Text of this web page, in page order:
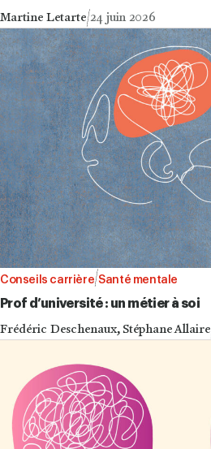
Martine Letarte 24 juin 2026
Conseils carrière Santé mentale
Prof d’université : un métier à soi
Frédéric Deschenaux, Stéphane Allaire